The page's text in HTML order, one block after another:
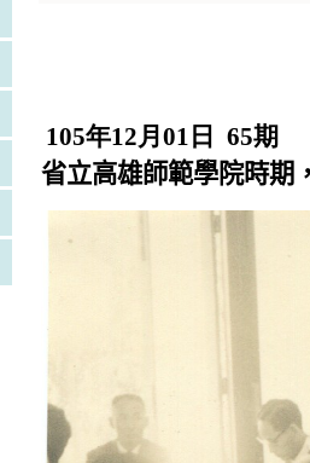
105年12月01日 65期
省立高雄師範學院時期